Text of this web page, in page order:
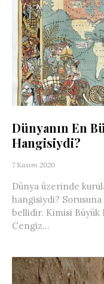
Dünyanın En
Hangisiydi?
7 Kasım 2020
Dünya üzerinde
hangisiydi? Sorusuna
bellidir. Kimisi Büyük
Cengiz...